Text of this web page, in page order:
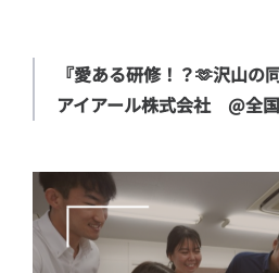
『愛ある研修！？🫶沢山の
アイアール株式会社　@全